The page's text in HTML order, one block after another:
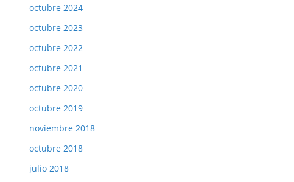
octubre 2024
octubre 2023
octubre 2022
octubre 2021
octubre 2020
octubre 2019
noviembre 2018
octubre 2018
julio 2018